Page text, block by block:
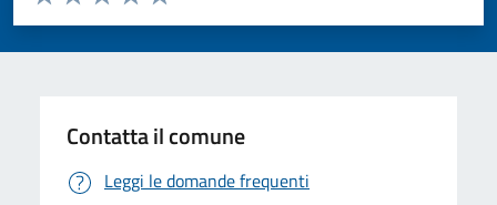
Valuta 5 stelle su 5
Valuta 4 stelle su 5
Valuta 3 stelle su 5
Valuta 2 stelle su 5
Valuta 1 stelle su 5
Contatta il comune
Leggi le domande frequenti